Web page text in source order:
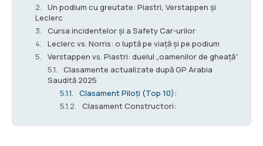
Un podium cu greutate: Piastri, Verstappen și
Leclerc
Cursa incidentelor și a Safety Car-urilor
Leclerc vs. Norris: o luptă pe viață și pe podium
Verstappen vs. Piastri: duelul „oamenilor de gheață”
Clasamente actualizate după GP Arabia
Saudită 2025
Clasament Piloți (Top 10):
Clasament Constructori: